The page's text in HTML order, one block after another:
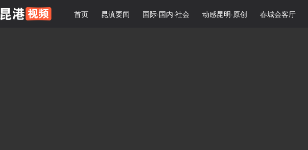
首页 昆滇要闻 国际·国内·社会 动感昆明·原创 春城会客厅